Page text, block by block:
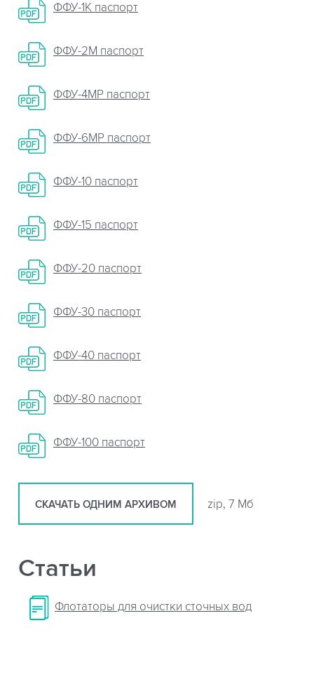
ФФУ-1К паспорт
ФФУ-2М паспорт
ФФУ-4МР паспорт
ФФУ-6МР паспорт
ФФУ-10 паспорт
ФФУ-15 паспорт
ФФУ-20 паспорт
ФФУ-30 паспорт
ФФУ-40 паспорт
ФФУ-80 паспорт
ФФУ-100 паспорт
СКАЧАТЬ ОДНИМ АРХИВОМ zip, 7 Мб
Статьи
Флотаторы для очистки сточных вод